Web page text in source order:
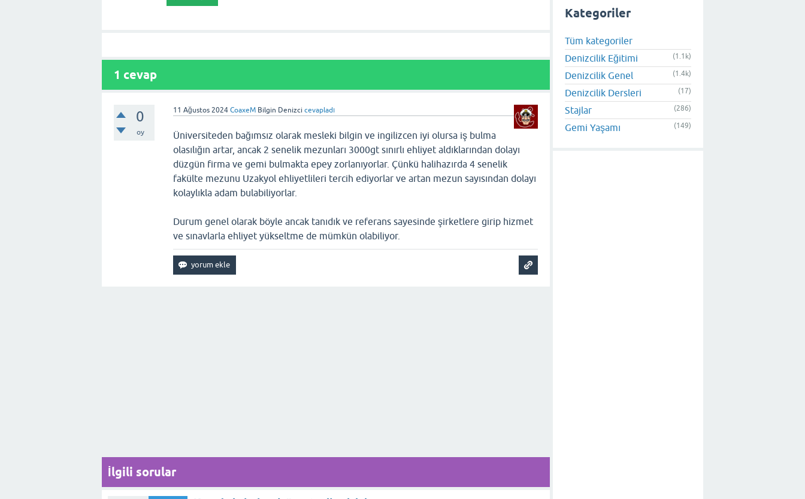
1 cevap
0
oy
11 Ağustos 2024 CoaxeM Bilgin Denizci cevapladı
Üniversiteden bağımsız olarak mesleki bilgin ve ingilizcen iyi olursa iş bulma
olasılığın artar, ancak 2 senelik mezunları 3000gt sınırlı ehliyet aldıklarından dolayı
düzgün firma ve gemi bulmakta epey zorlanıyorlar. Çünkü halihazırda 4 senelik
fakülte mezunu Uzakyol ehliyetlileri tercih ediyorlar ve artan mezun sayısından dolayı
kolaylıkla adam bulabiliyorlar.
Durum genel olarak böyle ancak tanıdık ve referans sayesinde şirketlere girip hizmet
ve sınavlarla ehliyet yükseltme de mümkün olabiliyor.
İlgili sorular
Kategoriler
Tüm kategoriler
Denizcilik Eğitimi
(1.1k)
Denizcilik Genel (1.4k)
Denizcilik Dersleri (17)
Stajlar (286)
Gemi Yaşamı (149)